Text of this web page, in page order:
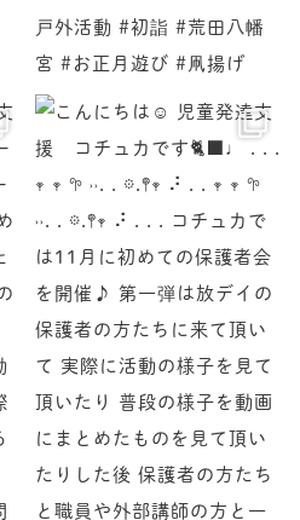
♩ . . . 𖥧 𖥧 𖧧 ˒˒. . 𖡼.𖤣𖥧